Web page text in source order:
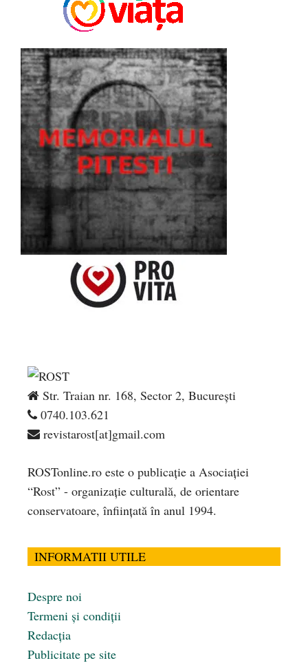
Str. Traian nr. 168, Sector 2, București
0740.103.621
revistarost[at]gmail.com
ROSTonline.ro este o publicaţie a Asociaţiei
“Rost” - organizaţie culturală, de orientare
conservatoare, înfiinţată în anul 1994.
INFORMATII UTILE
Despre noi
Termeni și condiții
Redacția
Publicitate pe site